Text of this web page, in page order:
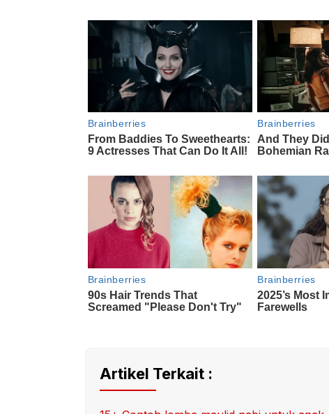
Artikel Terkait :